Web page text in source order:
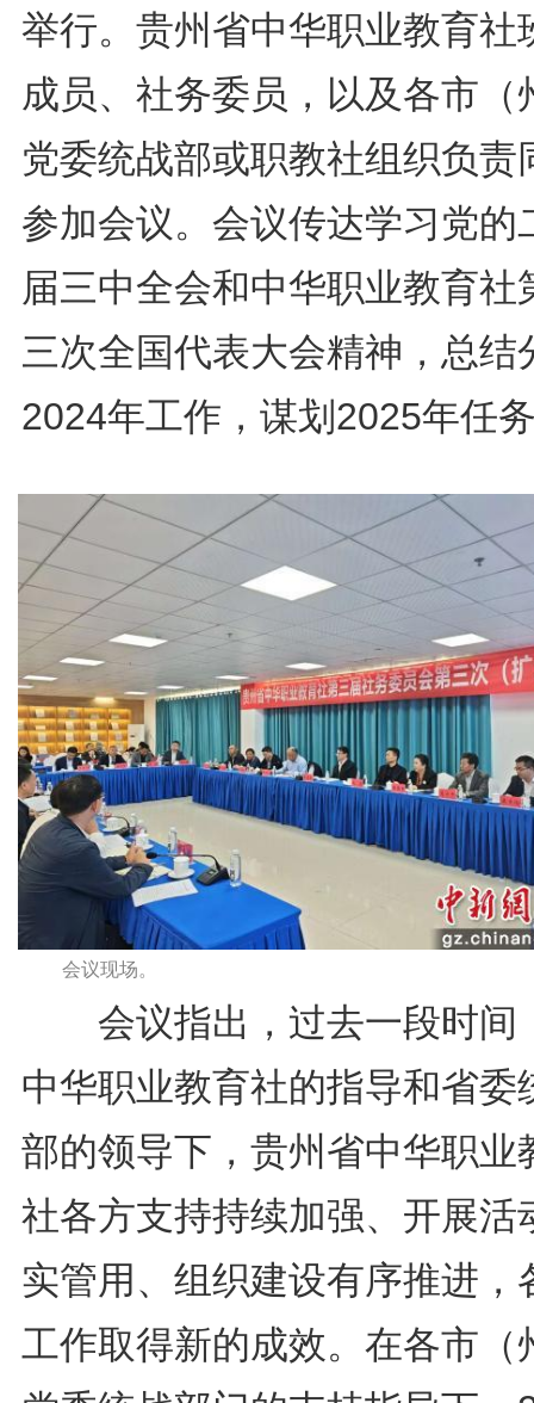
举行。贵州省中华职业教育社
成员、社务委员，以及各市（
党委统战部或职教社组织负责
参加会议。会议传达学习党的
届三中全会和中华职业教育社
三次全国代表大会精神，总结
2024年工作，谋划2025年任
会议现场。
会议指出，过去一段时间
中华职业教育社的指导和省委
部的领导下，贵州省中华职业
社各方支持持续加强、开展活
实管用、组织建设有序推进，
工作取得新的成效。在各市（